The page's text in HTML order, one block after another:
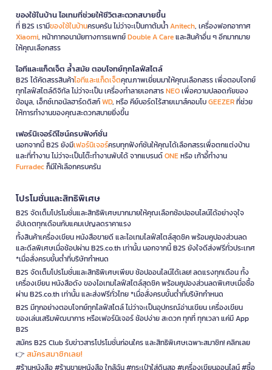
ของใช้ในบ้าน ไอเทมที่ช่วยให้ชีวิตสะดวกสบายขึ้น
ที่ B2S เรามีของใช้ในบ้านครบครัน ไม่ว่าจะเป็นกาต้มน้ำAnitech, เครื่องฟอกอากาศ
Xiaomi, หน้ากากอนามัยทางการแพทย์Double A Careและสินค้าอื่น ๆ อีกมากมาย
ให้คุณเลือกสรร
ไอทีและแก็ดเจ็ต ล้ำสมัย ตอบโจทย์ทุกไลฟ์สไตล์
B2S ได้คัดสรรสินค้าไอทีและแก็ดเจ็ตคุณภาพเยี่ยมมาให้คุณเลือกสรร เพื่อตอบโจทย์
ทุกไลฟ์สไตล์ดิจิทัล ไม่ว่าจะเป็น เครื่องทำลายเอกสารNEOเพื่อความปลอดภัยของ
ข้อมูล, เอ็กซ์เทอนัลฮาร์ดดิสก์WD, หรือ คีย์บอร์ดไร้สายเมาส์คอมโบGEEZERที่ช่วย
ให้การทำงานของคุณสะดวกสบายยิ่งขึ้น
เฟอร์นิเจอร์ดีไซน์ครบฟังก์ชั่น
นอกจากนี้ B2S ยังมีเฟอร์นิเจอร์ครบทุกฟังก์ชันให้คุณได้เลือกสรรเพื่อตกแต่งบ้าน
และที่ทำงาน ไม่ว่าจะเป็นโต๊ะทำงานพับได้ จากแบรนด์ONEหรือ เก้าอี้ทำงาน
Furradecก็มีให้เลือกครบครัน
โปรโมชั่นและสิทธิพิเศษ
B2S จัดเต็มโปรโมชั่นและสิทธิพิเศษมากมายให้คุณเลือกช้อปออนไลน์ได้อย่างจุใจ
อัปเดตทุกเดือนกับแคมเปญลดราคาแรง
ทั้งสินค้าเครื่องเขียน หนังสือขายดี และไอเทมไลฟ์สไตล์สุดชิค พร้อมคูปองส่วนลด
และดีลพิเศษเมื่อช้อปผ่าน B2S.co.th เท่านั้น นอกจากนี้ B2S ยังใจดีส่งฟรีทั่วประเทศ
*เมื่อสั่งครบขั้นต่ำที่บริษัทกำหนด
B2S จัดเต็มโปรโมชั่นและสิทธิพิเศษเพียบ ช้อปออนไลน์ได้เลย! ลดแรงทุกเดือน ทั้ง
เครื่องเขียน หนังสือดัง ของไอเทมไลฟ์สไตล์สุดชิค พร้อมคูปองส่วนลดพิเศษเมื่อซื้อ
ผ่าน B2S.co.th เท่านั้น และส่งฟรีทั่วไทย *เมื่อสั่งครบขั้นต่ำที่บริษัทกำหนด
B2S มีทุกอย่างตอบโจทย์ทุกไลฟ์สไตล์ ไม่ว่าจะเป็นอุปกรณ์อ่านเขียน เครื่องเขียน
ของเล่นเสริมพัฒนาการ หรือเฟอร์นิเจอร์ ช้อปง่าย สะดวก ทุกที่ ทุกเวลา แค่มี App
B2S
สมัคร B2S Club รับข่าวสารโปรโมชั่นก่อนใคร และสิทธิพิเศษเฉพาะสมาชิก! คลิกเลย
👉 สมัครสมาชิกเลย!
#ร้านหนังสือ #ร้านขายหนังสือ ใกล้ฉัน #กระเป๋าใส่ดินสอ #เครื่องเขียนออนไลน์ #ซื้อ